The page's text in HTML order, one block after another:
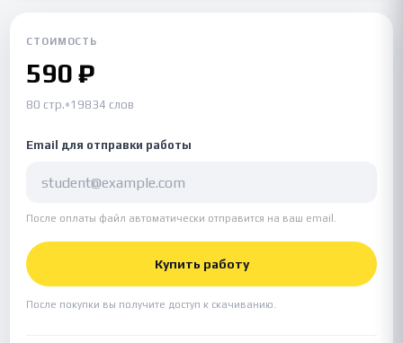
СТОИМОСТЬ
590 ₽
80 стр.•19834 слов
Email для отправки работы
После оплаты файл автоматически отправится на ваш email.
Купить работу
После покупки вы получите доступ к скачиванию.